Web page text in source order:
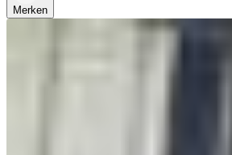
Merken